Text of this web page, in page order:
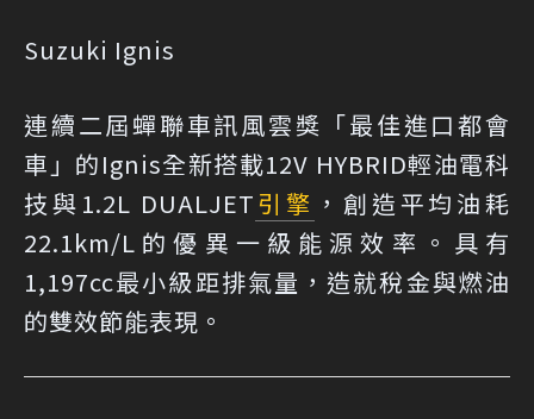
Suzuki Ignis
連續二屆蟬聯車訊風雲獎「最佳進口都會
車」的Ignis全新搭載12V HYBRID輕油電科
技與1.2L DUALJET 引擎 ，創造平均油耗
22.1km/L的優異一級能源效率。具有
1,197cc最小級距排氣量，造就稅金與燃油
的雙效節能表現。